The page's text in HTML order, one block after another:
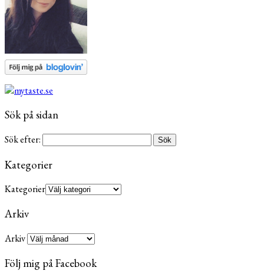
Sök på sidan
Sök efter:
Kategorier
Kategorier
Arkiv
Arkiv
Följ mig på Facebook